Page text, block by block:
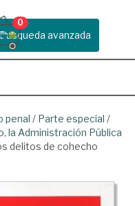
Busqueda avanzada
0
penal / Parte especial /
la Administración Pública
delitos de cohecho